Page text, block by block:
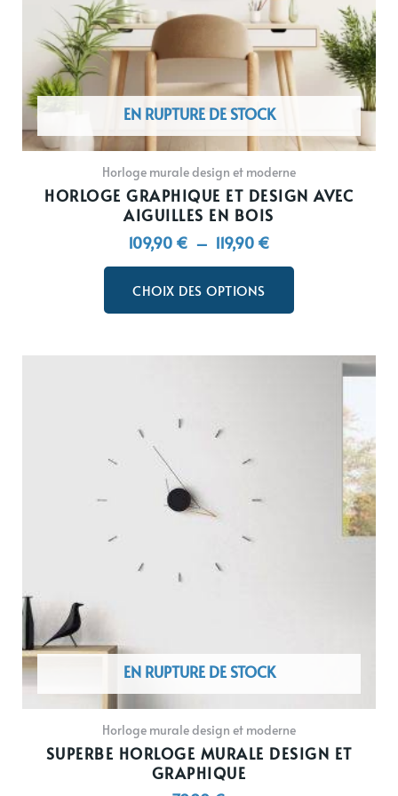
EN RUPTURE DE STOCK
Horloge murale design et moderne
HORLOGE GRAPHIQUE ET DESIGN AVEC
AIGUILLES EN BOIS
109,90 € – 119,90 €
CHOIX DES OPTIONS
choisies
sur
la
page
du
EN RUPTURE DE STOCK
Horloge murale design et moderne
SUPERBE HORLOGE MURALE DESIGN ET
GRAPHIQUE
plusieurs
variations.
options
peuvent
du